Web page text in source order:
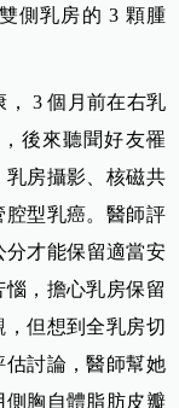
側乳房的 3 顆腫
， 3 個月前在右乳
後來聽聞好友罹
房攝影、核磁共
型乳癌。 醫師評
分才能保留適當安
，擔心乳房保留
但想到全乳房切
估討論，醫師幫她
胸自體脂肪皮瓣